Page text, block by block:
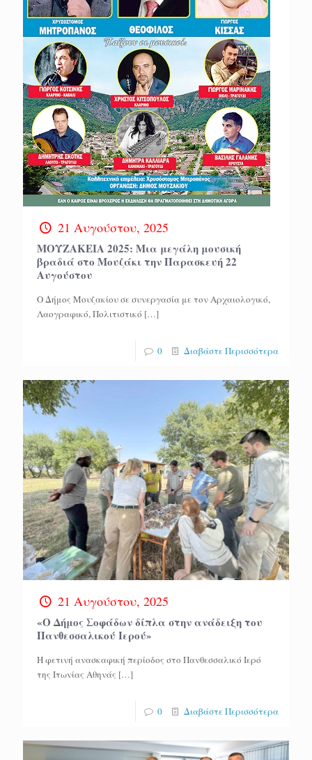
21 Αυγούστου, 2025
ΜΟΥΖΑΚΕΙΑ 2025: Μια μεγάλη μουσική
βραδιά στο Μουζάκι την Παρασκευή 22
Αυγούστου
Ο Δήμος Μουζακίου σε συνεργασία με τον Αρχαιολογικό,
Λαογραφικό, Πολιτιστικό […]
0 Διαβάστε Περισσότερα
21 Αυγούστου, 2025
«Ο Δήμος Σοφάδων δίπλα στην ανάδειξη του
Πανθεσσαλικού Ιερού»
Η φετινή ανασκαφική περίοδος στο Πανθεσσαλικό Ιερό
της Ιτωνίας Αθηνάς […]
0 Διαβάστε Περισσότερα